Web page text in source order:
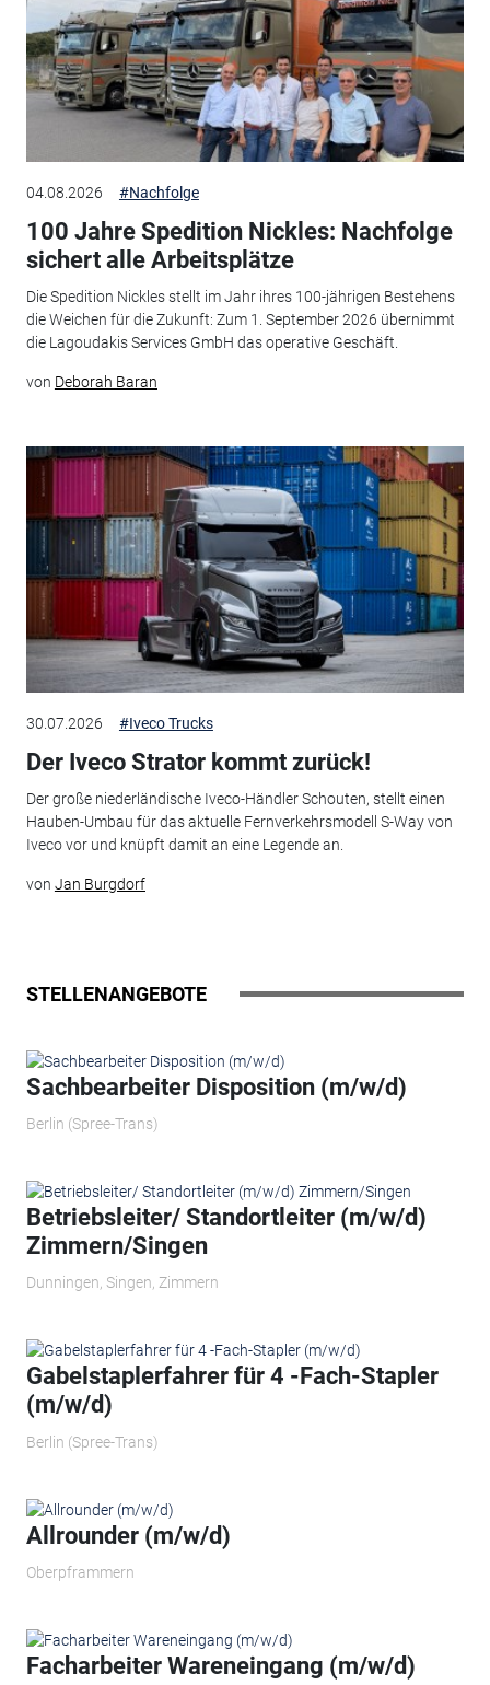
04.08.2026 #Nachfolge
100 Jahre Spedition Nickles: Nachfolge
sichert alle Arbeitsplätze
Die Spedition Nickles stellt im Jahr ihres 100-jährigen Bestehens
die Weichen für die Zukunft: Zum 1. September 2026 übernimmt
die Lagoudakis Services GmbH das operative Geschäft.
von Deborah Baran
30.07.2026 #Iveco Trucks
Der Iveco Strator kommt zurück!
Der große niederländische Iveco-Händler Schouten, stellt einen
Hauben-Umbau für das aktuelle Fernverkehrsmodell S-Way von
Iveco vor und knüpft damit an eine Legende an.
von Jan Burgdorf
STELLENANGEBOTE
Sachbearbeiter Disposition (m/w/d)
Berlin (Spree-Trans)
Betriebsleiter/ Standortleiter (m/w/d)
Zimmern/Singen
Dunningen, Singen, Zimmern
Gabelstaplerfahrer für 4 -Fach-Stapler
(m/w/d)
Berlin (Spree-Trans)
Allrounder (m/w/d)
Oberpframmern
Facharbeiter Wareneingang (m/w/d)